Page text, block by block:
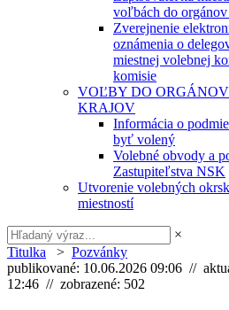
voľbách do orgánov
Zverejnenie
oznámenia o
miestnej volebnej
komisie
VOĽBY DO
KRAJOV
Informácia o
byť volený
Volebné obvody a
Zastupiteľstva NSK
Utvorenie volebných
miestností
×
Titulka > Pozvánky
publikované: 10.06.2026 09:06 //
12:46 // zobrazené: 502